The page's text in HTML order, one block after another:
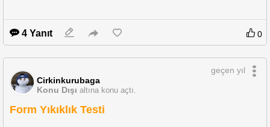
4 Yanıt 0
Cirkinkurubaga
Konu Dışı altına konu açtı.
geçen yıl
Form Yıkıklık Testi